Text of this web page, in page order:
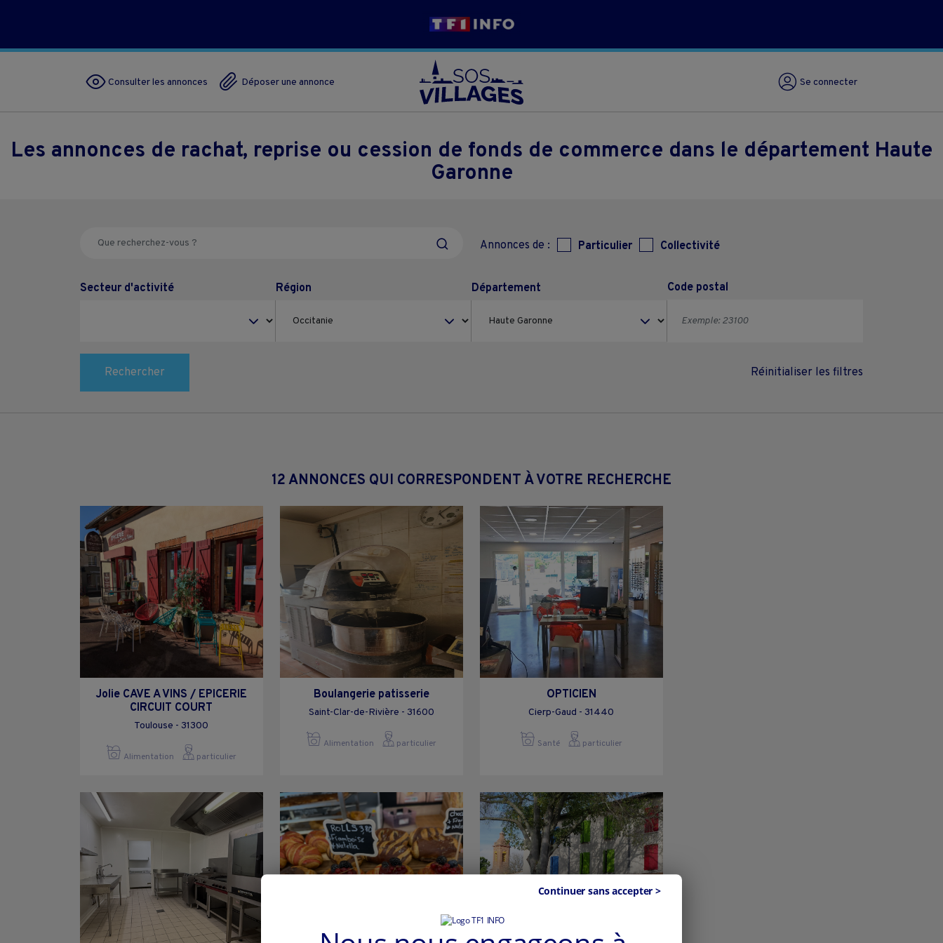
Consulter les annonces Déposer une annonce Se connecter
Les annonces de rachat, reprise ou cession de fonds de commerce dans le département Haute
Garonne
Annonces de : Particulier Collectivité
Secteur d'activité Région Département Code postal
Rechercher Réinitialiser les filtres
12 ANNONCES QUI CORRESPONDENT À VOTRE RECHERCHE
Jolie CAVE A VINS / EPICERIE
CIRCUIT COURT
Toulouse - 31300
Alimentation particulier
Boulangerie patisserie
Saint-Clar-de-Rivière - 31600
Alimentation particulier
OPTICIEN
Cierp-Gaud - 31440
Santé particulier
Continuer sans accepter >